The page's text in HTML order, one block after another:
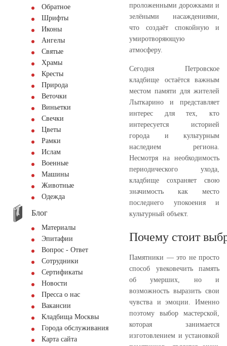
Обратное
Шрифты
Иконы
Ангелы
Святые
Храмы
Кресты
Природа
Веточки
Виньетки
Свечки
Цветы
Рамки
Ислам
Военные
Машины
Животные
Одежда
Блог
Материалы
Эпитафии
Вопрос - Ответ
Сотрудники
Сертификаты
Новости
Пресса о нас
Вакансии
Кладбища Москвы
Города обслуживания
Карта сайта
проложенными дорожками и
зелёными насаждениями,
что создаёт спокойную и
умиротворяющую
атмосферу.
Сегодня Петровское
кладбище остаётся важным
местом памяти для жителей
Лыткарино и представляет
интерес для тех, кто
интересуется историей
города и культурным
наследием региона.
Несмотря на необходимость
периодического ухода,
кладбище сохраняет свою
значимость как место
последнего упокоения и
культурный объект.
Почему стоит
Памятники — это не просто
способ увековечить память
об умерших, но и
возможность выразить свои
чувства и эмоции. Именно
поэтому выбор мастерской,
которая занимается
изготовлением и установкой